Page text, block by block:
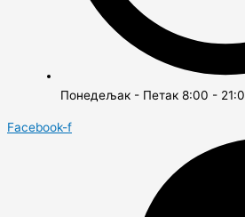
Понедељак - Петак 8:00 -
Facebook-f